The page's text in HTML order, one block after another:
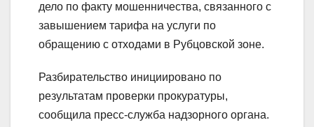
дело по факту мошенничества, связанного с
завышением тарифа на услуги по
обращению с отходами в Рубцовской зоне.
Разбирательство инициировано по
результатам проверки прокуратуры,
сообщила пресс-служба надзорного органа.